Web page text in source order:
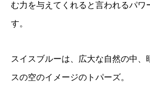
む力を与えてくれると言われるパワ
す。
スイスブルーは、広大な自然の中、
スの空のイメージのトパーズ。